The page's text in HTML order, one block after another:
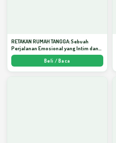
RETAKAN RUMAH TANGGA: Sebuah
Perjalanan Emosional yang Intim dan
Mendalam - Arda Dinata
Beli / Baca